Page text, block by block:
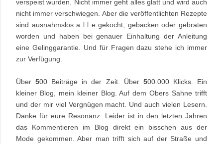
verspeist wurden. Nicht immer geht alles glatt und wird auch
nicht immer verschwiegen. Aber die veröffentlichten Rezepte
sind ausnahmslos a l l e gekocht, gebacken oder gebraten
worden und haben bei genauer Einhaltung der Anleitung
eine Gelinggarantie. Und für Fragen dazu stehe ich immer
zur Verfügung.
Über500 Beiträge in der Zeit. Über 500.000 Klicks. Ein
kleiner Blog, mein kleiner Blog. Auf dem Obers Sahne trifft
und der mir viel Vergnügen macht. Und auch vielen Lesern.
Danke für eure Resonanz. Leider ist in den letzten Jahren
das Kommentieren im Blog direkt ein bisschen aus der
Mode gekommen. Aber man trifft sich auf der Straße und